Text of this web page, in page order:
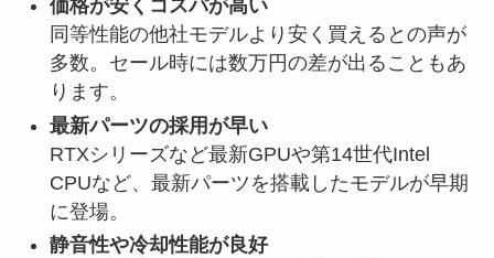
価格が安くコスパが高い
同等性能の他社モデルより安く買えるとの声が
多数。セール時には数万円の差が出ることもあ
ります。
最新パーツの採用が早い
RTXシリーズなど最新GPUや第14世代Intel
CPUなど、最新パーツを搭載したモデルが早期
に登場。
静音性や冷却性能が良好